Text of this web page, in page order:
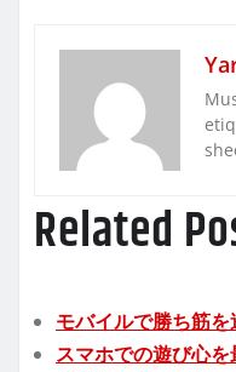
Related
モバイルで勝ち筋
スマホでの遊び心